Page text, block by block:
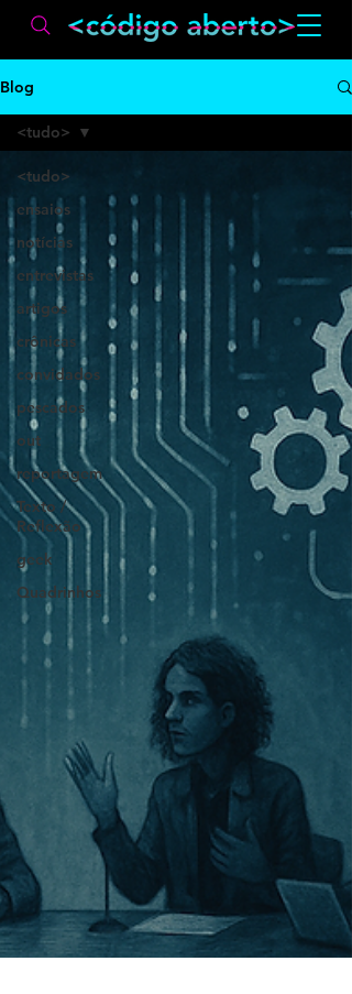
Blog
<tudo>
ensaios
notícias
entrevistas
artigos
crônicas
convidados
pescados
out
reportagem
Texto /
Reflexão
geek
Quadrinhos
<tudo>